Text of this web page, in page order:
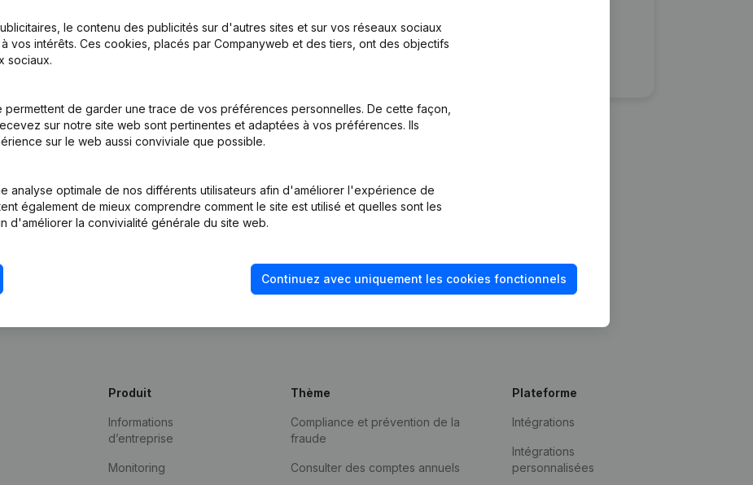
Essayer gratuitement Découvrir plus
le contenu des publicités sur d'autres sites et sur vos réseaux sociaux
vos intérêts. Ces cookies, placés par Companyweb et des tiers, ont des objectifs
sociaux.
de garder une trace de vos préférences personnelles. De cette façon,
sur notre site web sont pertinentes et adaptées à vos préférences. Ils
sur le web aussi conviviale que possible.
analyse optimale de nos différents utilisateurs afin d'améliorer l'expérience de
également de mieux comprendre comment le site est utilisé et quelles sont les
d'améliorer la convivialité générale du site web.
Continuez avec uniquement les cookies fonctionnels
Produit
Informations
d’entreprise
Monitoring
Thème
Compliance et prévention de la
fraude
Consulter des comptes annuels
Plateforme
Intégrations
Intégrations
personnalisées